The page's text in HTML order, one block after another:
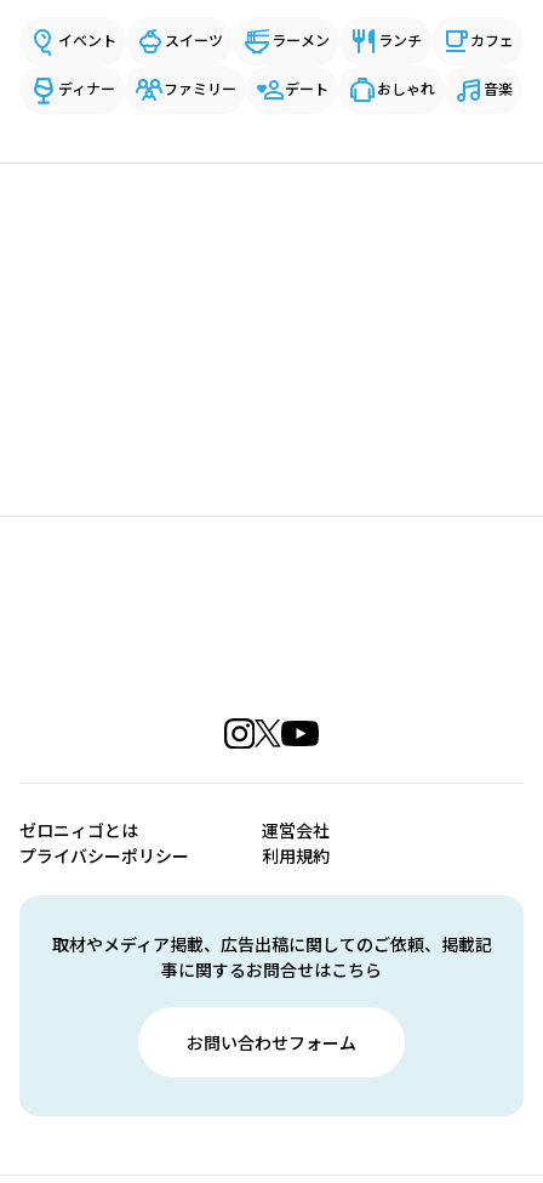
イベント スイーツ ラーメン ランチ カフェ
ディナー ファミリー デート おしゃれ 音楽
取材やメディア掲載、広告出稿に関してのご依頼、掲載記
事に関するお問合せはこちら
お問い合わせフォーム
ゼロニィゴとは
運営会社
プライバシーポリシー
利用規約